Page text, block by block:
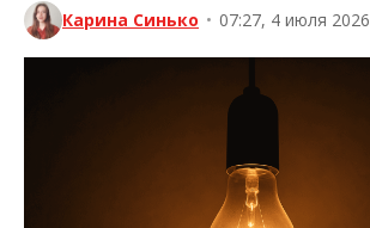
Карина Синько • 07:27, 4 июля 2026